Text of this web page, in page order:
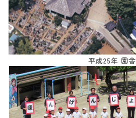
平成25年 園舎